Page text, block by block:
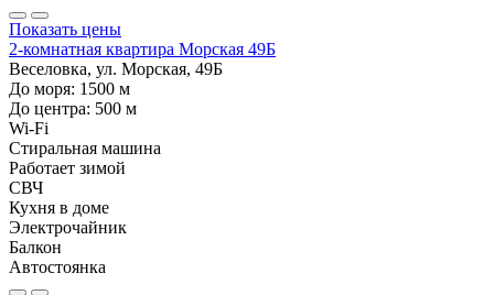
Показать цены
2-комнатная квартира Морская 49Б
Веселовка, ул. Морская, 49Б
До моря: 1500 м
До центра: 500 м
Wi-Fi
Стиральная машина
Работает зимой
СВЧ
Кухня в доме
Электрочайник
Балкон
Автостоянка